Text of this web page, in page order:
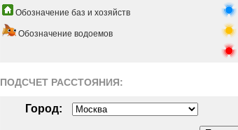
Обозначение баз и хозяйств
Обозначение водоемов
ПОДСЧЕТ РАСCТОЯНИЯ:
Город: